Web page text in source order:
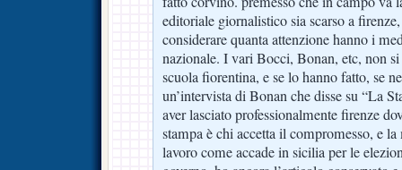
editoriale giornalistico sia scarso a
considerare quanta attenzione hanno i
nazionale. I vari Bocci, Bonan, etc, non
scuola fiorentina, e se lo hanno fatto, se
un’intervista di Bonan che disse su “La
aver lasciato professionalmente firenze
stampa è chi accetta il compromesso, e
lavoro come accade in sicilia per le